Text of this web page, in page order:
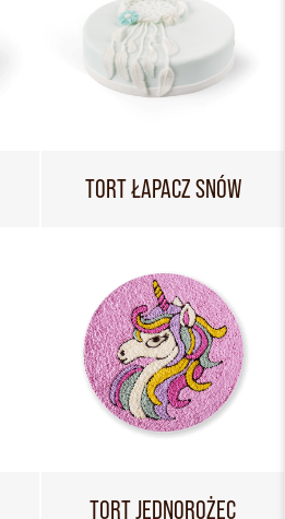
TORT ŁAPACZ SNÓW
TORT JEDNOROŻEC